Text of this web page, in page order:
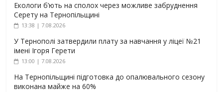
Екологи б’ють на сполох через можливе забруднення
Серету на Тернопільщині
13:38 | 7.08.2026
У Тернополі затвердили плату за навчання у ліцеї №21
імені Ігоря Герети
13:00 | 7.08.2026
На Тернопільщині підготовка до опалювального сезону
виконана майже на 60%